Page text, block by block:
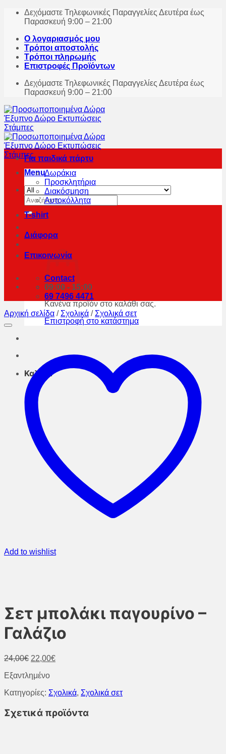
Skip
Δεχόμαστε Τηλεφωνικές Παραγγελίες Δευτέρα έως
Παρασκευή 9:00 – 21:00
Ο λογαριασμός μου
Τρόποι αποστολής
Τρόποι πληρωμής
Επιστροφές Προϊόντων
Δεχόμαστε Τηλεφωνικές Παραγγελίες Δευτέρα έως
Παρασκευή 9:00 – 21:00
Menu
Αναζήτηση
για:
Κανένα προϊόν στο καλάθι σας.
Επιστροφή στο κατάστημα
Καλάθι
Για παιδικά πάρτυ
Δωράκια
Προσκλητήρια
Διακόσμηση
Αυτοκόλλητα
T-shirt
Διάφορα
Επικοινωνία
Contact
09:00 - 15:00
69 7496 4471
Αρχική σελίδα / Σχολικά / Σχολικά σετ
Add to wishlist
Σετ μπολάκι παγουρίνο –
Γαλάζιο
24,00€ Original
was:
22,00€Η
22,00€.
Εξαντλημένο
Κατηγορίες: Σχολικά, Σχολικά σετ
Σχετικά προϊόντα